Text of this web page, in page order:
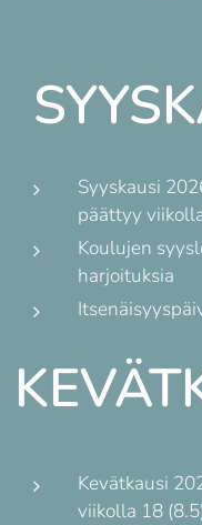
Syyskausi
päättyy
Koulujen
harjoituksia
Kevätkausi
viikolla 18